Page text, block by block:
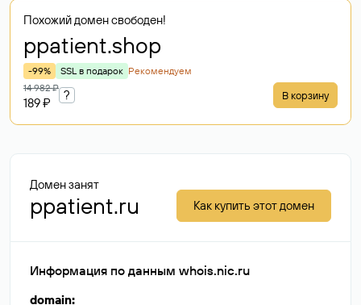
Похожий домен свободен!
ppatient.shop
-99% SSL в подарок Рекомендуем
14 982 ₽
189 ₽
? В корзину
Домен занят
ppatient.ru Как купить этот домен
Информация по данным whois.nic.ru
domain: